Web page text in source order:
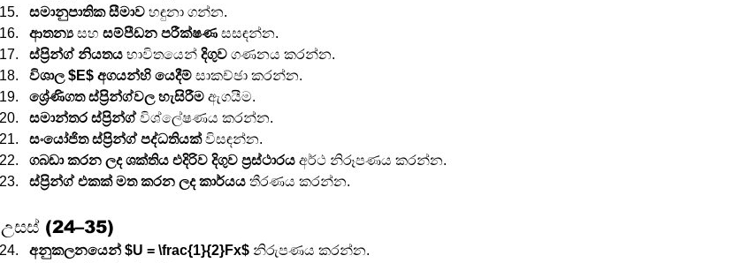
සමානුපාතික සීමාව හඳුනා ගන්න.
ආතන්‍ය සහ සම්පීඩන පරීක්ෂණ සසඳන්න.
ස්ප්‍රින්ග් නියතය භාවිතයෙන් දිගුව ගණනය කරන්න.
විශාල $E$ අගයන්හි යෙදීම් සාකච්ඡා කරන්න.
ශ්‍රේණිගත ස්ප්‍රින්ග්වල හැසිරීම ඇගයීම.
සමාන්තර ස්ප්‍රින්ග් විශ්ලේෂණය කරන්න.
සංයෝජිත ස්ප්‍රින්ග් පද්ධතියක් විසඳන්න.
ගබඩා කරන ලද ශක්තිය එදිරිව දිගුව ප්‍රස්ථාරය අර්ථ නිරූපණය කරන්න.
ස්ප්‍රින්ග් එකක් මත කරන ලද කාර්යය තීරණය කරන්න.
උසස් (24–35)
අනුකලනයෙන් $U = \frac{1}{2}Fx$ නිරුපණය කරන්න.